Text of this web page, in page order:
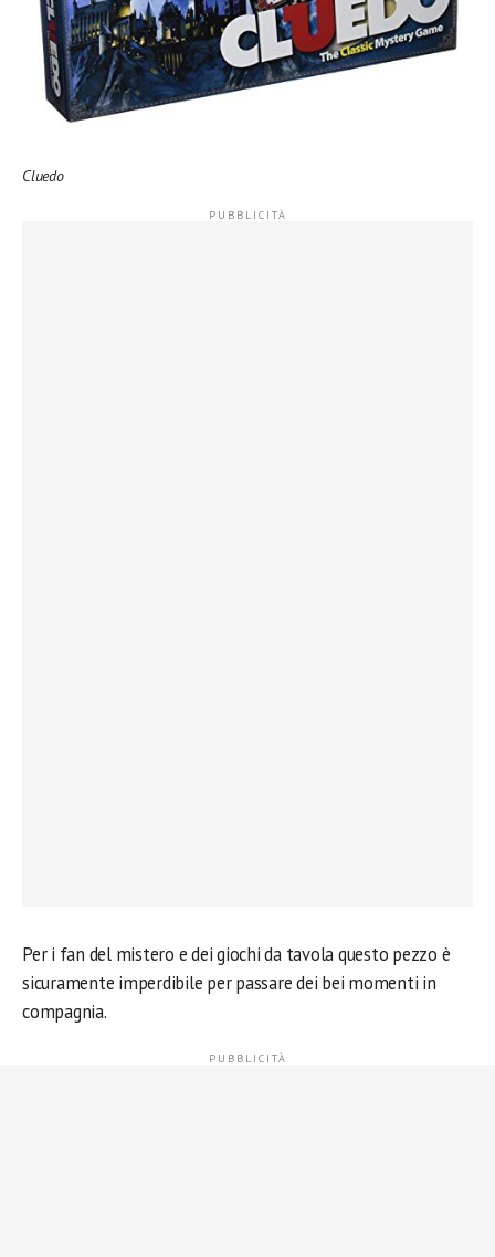
Cluedo
Per i fan del mistero e dei giochi da tavola questo pezzo è
sicuramente imperdibile per passare dei bei momenti in
compagnia.